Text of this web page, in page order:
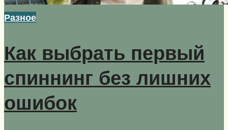
Разное
Как выбрать первый
спиннинг без лишних
ошибок